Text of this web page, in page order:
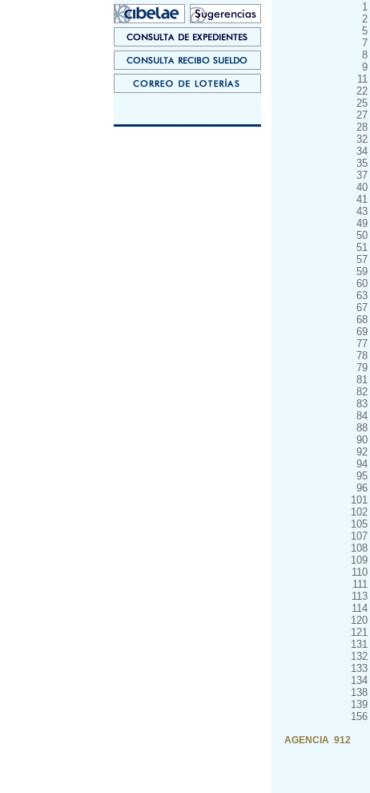
1
2
5
7
8
9
11
22
25
27
28
32
34
35
37
40
41
43
49
50
51
57
59
60
63
67
68
69
77
78
79
81
82
83
84
88
90
92
94
95
96
101
102
105
107
108
109
110
111
113
114
120
121
131
132
133
134
138
139
156
AGENCIA 912